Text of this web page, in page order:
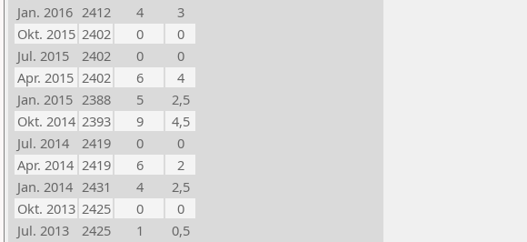
Jan. 2016 2412 4
3
Okt. 2015 2402 0
0
Jul. 2015
2402 0
0
Apr. 2015 2402 6
4
Jan. 2015 2388 5
2,5
Okt. 2014 2393 9
4,5
Jul. 2014
2419 0
0
Apr. 2014 2419 6
2
Jan. 2014 2431 4
2,5
Okt. 2013 2425 0
0
Jul. 2013
2425 1
0,5